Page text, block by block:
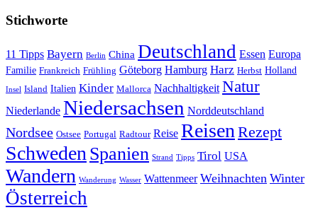
Stichworte
11 Tipps Bayern Berlin China Deutschland Essen Europa
Familie Frankreich Frühling Göteborg Hamburg Harz Herbst Holland
Insel Island Italien Kinder Mallorca Nachhaltigkeit Natur
Niederlande Niedersachsen Norddeutschland
Nordsee Ostsee Portugal Radtour Reise ReisenRezept
SchwedenSpanien Strand Tipps Tirol USA
Wandern Wanderung Wasser Wattenmeer Weihnachten Winter
Österreich